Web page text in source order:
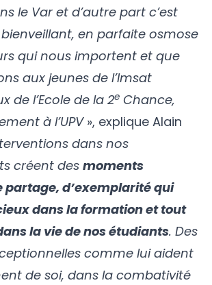
le Var et d’autre part c’est
en parfaite osmose
qui nous importent et que
aux jeunes de l’Imsat
de l’Ecole de la 2e Chance,
à l’UPV», explique Alain
dans nos
créent des moments
partage, d’exemplarité qui
dans la formation et tout
la vie de nos étudiants. Des
comme lui aident
de soi, dans la combativité